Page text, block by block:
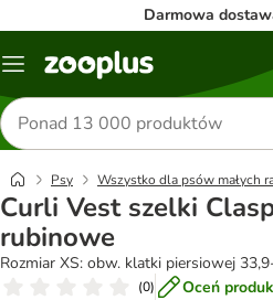
Darmowa
Menu
Szukaj
produktów
Psy Wszystko dla psów małych
Curli Vest szelki
rubinowe
Rozmiar XS: obw. klatki piersiowej
(0) Oceń